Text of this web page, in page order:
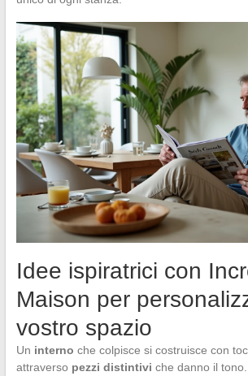
Idee ispiratrici con
Maison per
vostro spazio
Un interno che colpisce si costruisce con
attraverso pezzi distintivi che danno il